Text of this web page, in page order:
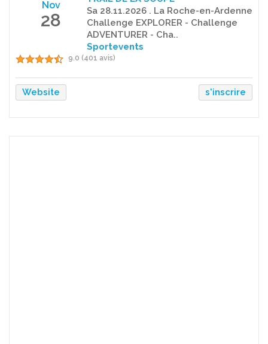
Nov
28
Sa 28.11.2026 . La Roche-en-Ardenne
Challenge EXPLORER - Challenge
ADVENTURER - Cha..
Sportevents
9.0 (401 avis)
Website s'inscrire